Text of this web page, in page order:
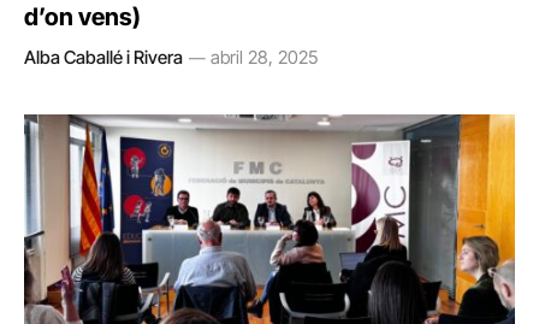
d’on vens)
Alba Caballé i Rivera abril 28, 2025